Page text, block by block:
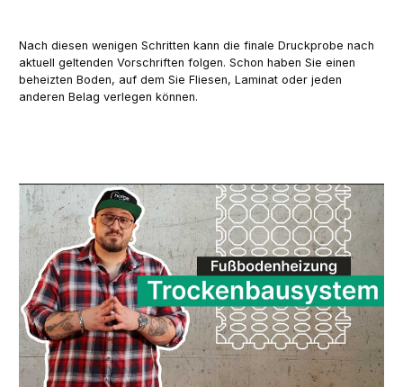
Nach diesen wenigen Schritten kann die finale Druckprobe nach
aktuell geltenden Vorschriften folgen. Schon haben Sie einen
beheizten Boden, auf dem Sie Fliesen, Laminat oder jeden
anderen Belag verlegen können.